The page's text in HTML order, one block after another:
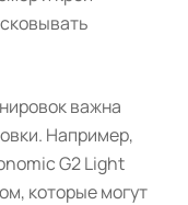
важна
Например,
G2 Light
которые могут